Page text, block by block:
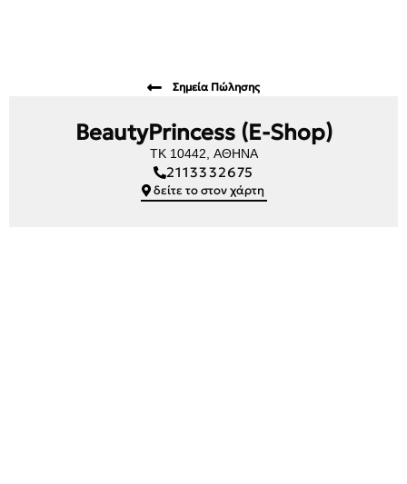
Σημεία Πώλησης
BeautyPrincess (e-Shop)
TK 10442, ΑΘΗΝΑ
2113332675
δείτε το στον χάρτη